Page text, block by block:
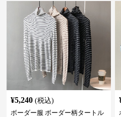
¥5,240 (税込)
ボーダー服 ボーダー柄タートル